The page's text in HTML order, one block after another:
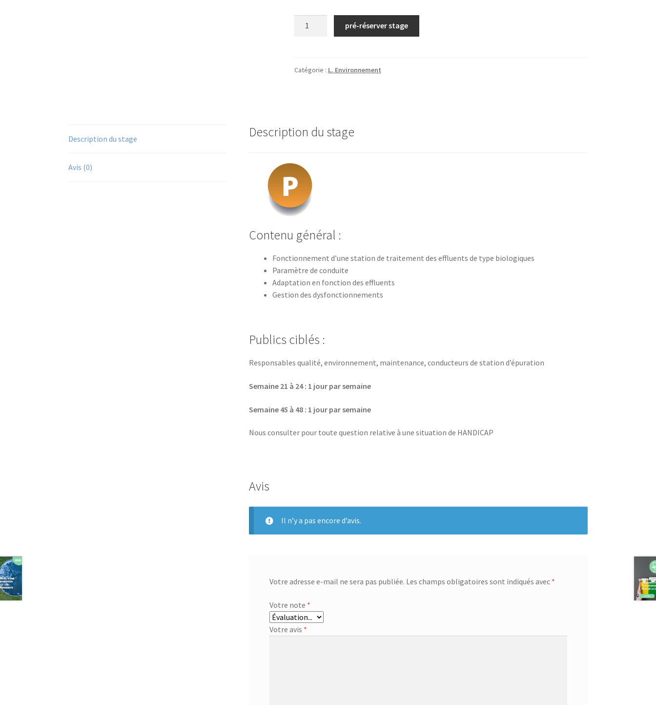
d'épuration
et
(Mamirolle)
pré-réserver stage
Catégorie : L. Environnement
Description du stage
Avis (0)
Description du stage
Contenu général :
Fonctionnement d’une station de traitement des effluents de type biologiques
Paramètre de conduite
Adaptation en fonction des effluents
Gestion des dysfonctionnements
Publics ciblés :
Responsables qualité, environnement, maintenance, conducteurs de station d’épuration
Semaine 21 à 24 : 1 jour par semaine
Semaine 45 à 48 : 1 jour par semaine
Nous consulter pour toute question relative à une situation de HANDICAP
Avis
Il n’y a pas encore d’avis.
Votre adresse e-mail ne sera pas publiée. Les champs obligatoires sont indiqués avec *
Votre note *
Votre avis *